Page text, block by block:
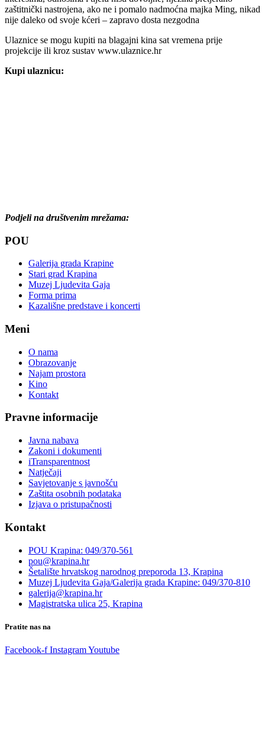
zaštitnički nastrojena, ako ne i pomalo nadmoćna majka Ming, nikad
nije daleko od svoje kćeri – zapravo dosta nezgodna
Ulaznice se mogu kupiti na blagajni kina sat vremena prije
projekcije ili kroz sustav www.ulaznice.hr
Kupi ulaznicu:
Podjeli na društvenim mrežama:
POU
Galerija grada Krapine
Stari grad Krapina
Muzej Ljudevita Gaja
Forma prima
Kazališne predstave i koncerti
Meni
O nama
Obrazovanje
Najam prostora
Kino
Kontakt
Pravne informacije
Javna nabava
Zakoni i dokumenti
iTransparentnost
Natječaji
Savjetovanje s javnošću
Zaštita osobnih podataka
Izjava o pristupačnosti
Kontakt
POU Krapina: 049/370-561
pou@krapina.hr
Šetalište hrvatskog narodnog preporoda 13, Krapina
Muzej Ljudevita Gaja/Galerija grada Krapine: 049/370-810
galerija@krapina.hr
Magistratska ulica 25, Krapina
Pratite nas na
Facebook-f InstagramYoutube